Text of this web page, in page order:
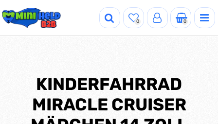
0 0
KINDERFAHRRAD
MIRACLE CRUISER